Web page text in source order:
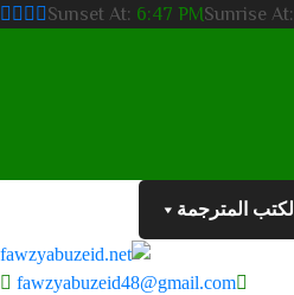
Sunrise At:
Sunset At: 6:47 PM
الكتب المترجمة
fawzyabuzeid48@gmail.com